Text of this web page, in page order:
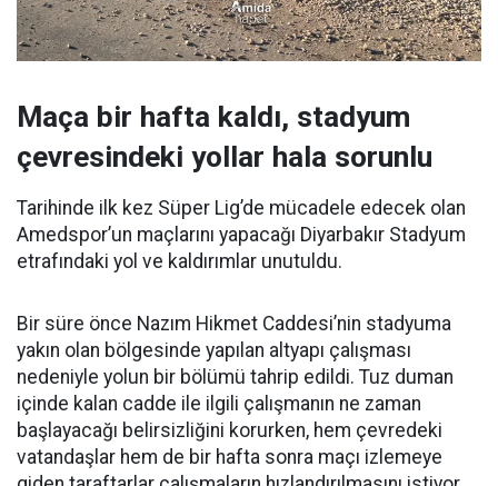
Maça bir hafta kaldı, stadyum
çevresindeki yollar hala sorunlu
Tarihinde ilk kez Süper Lig’de mücadele edecek olan
Amedspor’un maçlarını yapacağı Diyarbakır Stadyum
etrafındaki yol ve kaldırımlar unutuldu.
Bir süre önce Nazım Hikmet Caddesi’nin stadyuma
yakın olan bölgesinde yapılan altyapı çalışması
nedeniyle yolun bir bölümü tahrip edildi. Tuz duman
içinde kalan cadde ile ilgili çalışmanın ne zaman
başlayacağı belirsizliğini korurken, hem çevredeki
vatandaşlar hem de bir hafta sonra maçı izlemeye